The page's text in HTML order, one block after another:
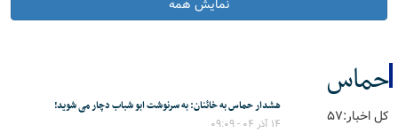
نمایش همه
حماس
کل اخبار:57 هشدار حماس به خائنان: به سرنوشت ابو شباب دچار می شوید!
۱۴ آذر ۰۴ - ۰۹:۰۹